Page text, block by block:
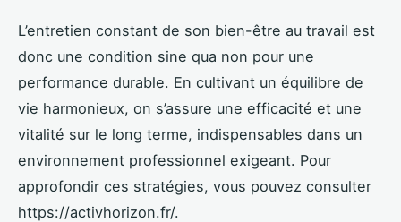
L’entretien constant de son bien-être au travail est
donc une condition sine qua non pour une
performance durable. En cultivant un équilibre de
vie harmonieux, on s’assure une efficacité et une
vitalité sur le long terme, indispensables dans un
environnement professionnel exigeant. Pour
approfondir ces stratégies, vous pouvez consulter
https://activhorizon.fr/.